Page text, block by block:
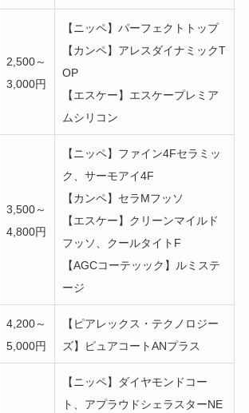
2,500～
3,000円
【ニッペ】パーフェクトトップ
【カンペ】アレスダイナミックT
OP
【エスケー】エスケープレミア
ムシリコン
3,500～
4,800円
【ニッペ】ファイン4Fセラミッ
ク、サーモアイ4F
【カンペ】セラMフッソ
【エスケー】クリーンマイルド
フッソ、クールタイトF
【AGCコーテッック】ルミステ
ージ
4,200～
5,000円
【ピアレックス・テクノロジー
ズ】ピュアコートANプラス
【ニッペ】ダイヤモンドコー
ト、アプラウドシェラスターNE